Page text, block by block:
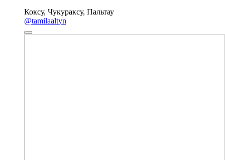
Коксу, Чукураксу, Пальтау
@tamilaaltyn